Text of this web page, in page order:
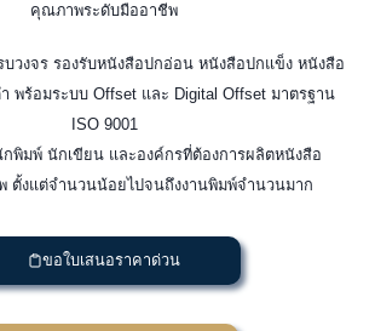
คุณภาพระดับมืออาชีพ
วงจร รองรับหนังสือปกอ่อน หนังสือปกแข็ง หนังสือ
พร้อมระบบ Offset และ Digital Offset มาตรฐาน
ISO 9001
กพิมพ์ นักเขียน และองค์กรที่ต้องการผลิตหนังสือ
ตั้งแต่จำนวนน้อยไปจนถึงงานพิมพ์จำนวนมาก
ขอใบเสนอราคาด่วน